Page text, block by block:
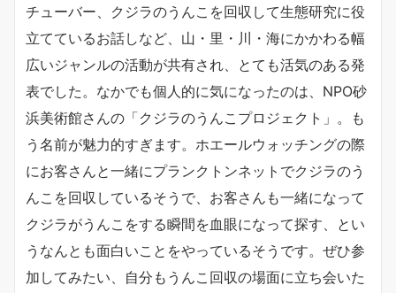
チューバー、クジラのうんこを回収して生態研究に役
立てているお話しなど、山・里・川・海にかかわる幅
広いジャンルの活動が共有され、とても活気のある発
表でした。なかでも個人的に気になったのは、NPO砂
浜美術館さんの「クジラのうんこプロジェクト」。も
う名前が魅力的すぎます。ホエールウォッチングの際
にお客さんと一緒にプランクトンネットでクジラのう
んこを回収しているそうで、お客さんも一緒になって
クジラがうんこをする瞬間を血眼になって探す、とい
うなんとも面白いことをやっているそうです。ぜひ参
加してみたい、自分もうんこ回収の場面に立ち会いた